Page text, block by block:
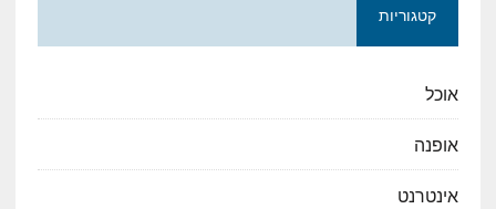
קטגוריות
אוכל
אופנה
אינטרנט